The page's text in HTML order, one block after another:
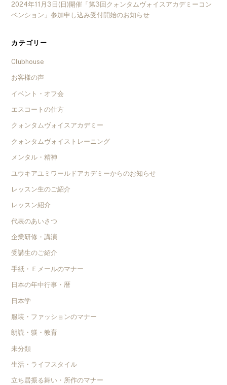
2024年11月3日(日)開催「第3回クォンタムヴォイスアカデミーコン
ベンション」参加申し込み受付開始のお知らせ
カテゴリー
Clubhouse
お客様の声
イベント・オフ会
エスコートの仕方
クォンタムヴォイスアカデミー
クォンタムヴォイストレーニング
メンタル・精神
ユウキアユミワールドアカデミーからのお知らせ
レッスン生のご紹介
レッスン紹介
代表のあいさつ
企業研修・講演
受講生のご紹介
手紙・Ｅメールのマナー
日本の年中行事・暦
日本学
服装・ファッションのマナー
朗読・躾・教育
未分類
生活・ライフスタイル
立ち居振る舞い・所作のマナー